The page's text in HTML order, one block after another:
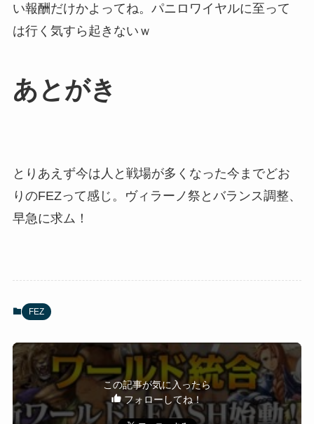
い報酬だけかよってね。パニロワイヤルに至って
は行く気すら起きないｗ
あとがき
とりあえず今は人と戦場が多くなった今までどお
りのFEZって感じ。ヴィラーノ祭とバランス調整、
早急に求ム！
FEZ
この記事が気に入ったら
フォローしてね！